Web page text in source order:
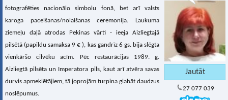
27 077 039
fotografēties nacionālo simbolu fonā, bet arī valsts
karoga pacelšanas/nolaišanas ceremonija. Laukuma
ziemeļu daļā atrodas Pekinas vārti - ieeja Aizliegtajā
pilsētā (papildu samaksa 9 € ), kas gandrīz 6 gs. bija slēgta
vienkāršo cilvēku acīm. Pēc restaurācijas 1989. g.
Aizliegtā pilsēta un Imperatora pils, kaut arī atvēra savas
durvis apmeklētājiem, tā joprojām turpina glabāt daudzus
noslēpumus.